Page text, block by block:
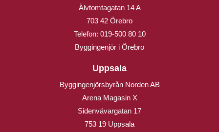
Älvtomtagatan 14 A
703 42 Örebro
Telefon: 019-500 80 10
Byggingenjör i Örebro
Uppsala
Byggingenjörsbyrån Norden AB
Arena Magasin X
Sidenvävargatan 17
753 19 Uppsala